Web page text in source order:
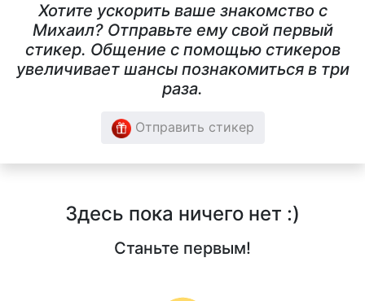
Хотите ускорить ваше знакомство с
Михаил? Отправьте ему свой первый
стикер. Общение с помощью стикеров
увеличивает шансы познакомиться в три
раза.
Отправить стикер
Здесь пока ничего нет :)
Станьте первым!